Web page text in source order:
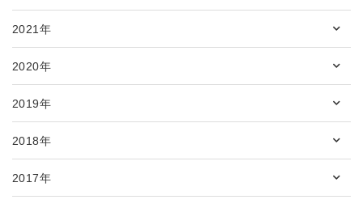
2021年
2020年
2019年
2018年
2017年